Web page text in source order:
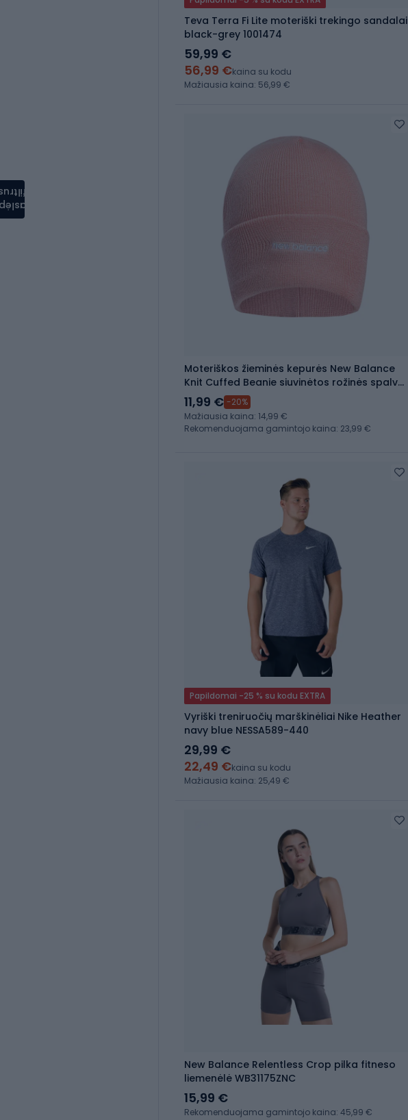
Teva Terra Fi Lite moteriški trekingo sandalai
black-grey 1001474
59,99 €
56,99 €kaina su kodu
Mažiausia kaina: 56,99 €
Moteriškos žieminės kepurės New Balance
Knit Cuffed Beanie siuvinėtos rožinės spalvos
LAH13032PIE
11,99 € -20%
Mažiausia kaina: 14,99 €
Rekomenduojama gamintojo kaina: 23,99 €
Papildomai -25 % su kodu EXTRA
Vyriški treniruočių marškinėliai Nike Heather
navy blue NESSA589-440
29,99 €
22,49 €kaina su kodu
Mažiausia kaina: 25,49 €
New Balance Relentless Crop pilka fitneso
liemenėlė WB31175ZNC
15,99 €
Rekomenduojama gamintojo kaina: 45,99 €